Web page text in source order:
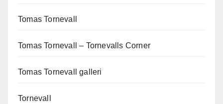
Tomas Tornevall
Tomas Tornevall – Tornevalls Corner
Tomas Tornevall galleri
Tornevall